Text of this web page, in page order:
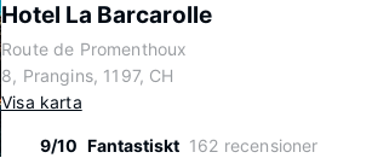
Hotel La Barcarolle
Route de Promenthoux
8, Prangins, 1197, CH
Visa karta
9/10 Fantastiskt 162 recensioner